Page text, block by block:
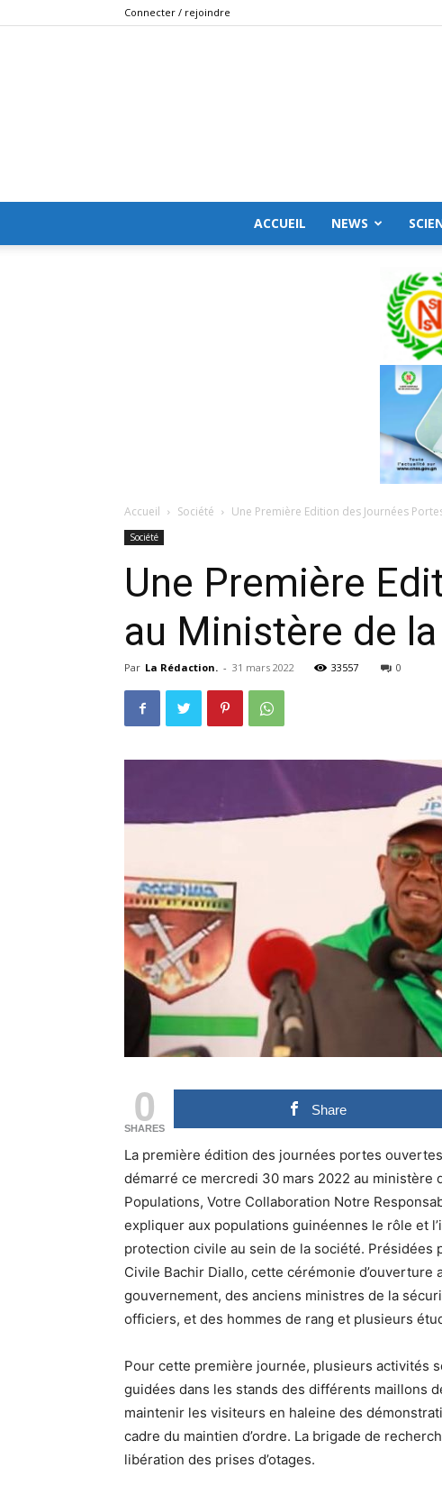
Connecter / rejoindre
ACCUEIL NEWS
Accueil Société Une Première Edition des Journées
Société
Une Première
au Ministère de
Par La Rédaction. - 31 mars 2022 33557 0
0
SHARES
Share
La première édition des journées portes
démarré ce mercredi 30 mars 2022 au ministère
Populations, Votre Collaboration Notre
expliquer aux populations guinéennes le rôle et
protection civile au sein de la société.
Civile Bachir Diallo, cette cérémonie
gouvernement, des anciens ministres de la
officiers, et des hommes de rang et plusieurs
Pour cette première journée, plusieurs activités
guidées dans les stands des différents maillons
maintenir les visiteurs en haleine des
cadre du maintien d’ordre. La brigade de
libération des prises d’otages.